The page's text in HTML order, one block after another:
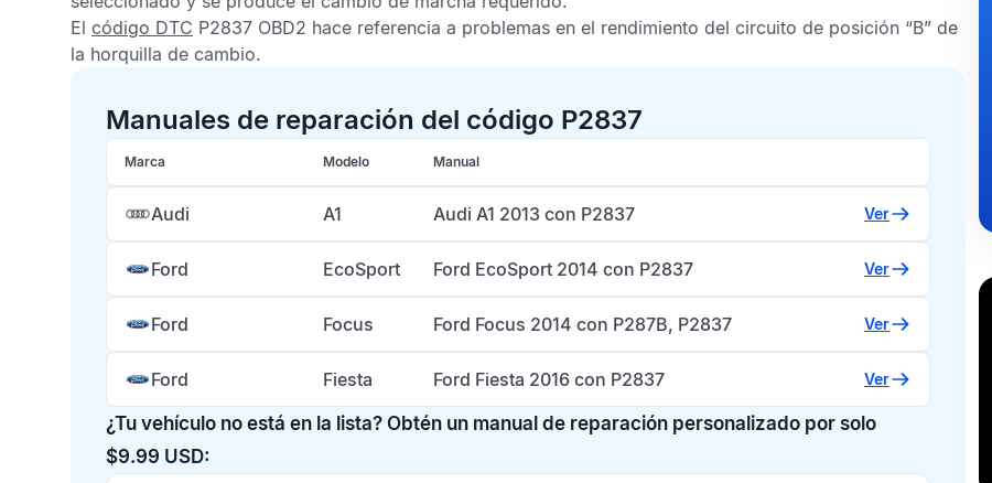
El código DTC P2837 OBD2 hace referencia a problemas en el rendimiento del circuito de posición “B” de
la horquilla de cambio.
Manuales de reparación del código P2837
Marca Modelo Manual
Audi A1 Audi A1 2013 con P2837 Ver
Ford EcoSport Ford EcoSport 2014 con P2837 Ver
Ford Focus Ford Focus 2014 con P287B, P2837 Ver
Ford Fiesta Ford Fiesta 2016 con P2837 Ver
¿Tu vehículo no está en la lista? Obtén un manual de reparación personalizado por solo
$9.99 USD: